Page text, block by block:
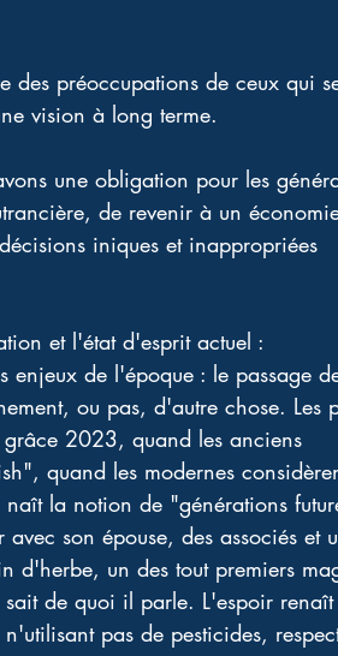
des préoccupations de ceux qui
vision à long terme.
une obligation pour les
de revenir à un
iniques et inappropriées
et l'état d'esprit actuel :
de l'époque : le passage
ou pas, d'autre chose. Les
2023, quand les anciens
quand les modernes
la notion de "générations
son épouse, des associés et
d'herbe, un des tout premiers
sait de quoi il parle. L'espoir renaît
pas de pesticides,